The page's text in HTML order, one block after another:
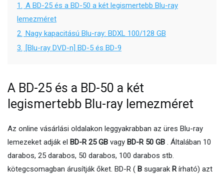
1.
A BD-25 és a BD-50 a két legismertebb Blu-ray
lemezméret
2. Nagy kapacitású Blu-ray: BDXL 100/128 GB
3.
[Blu-ray DVD-n] BD-5 és BD-9
A BD-25 és a BD-50 a két
legismertebb Blu-ray lemezméret
Az online vásárlási oldalakon leggyakrabban az üres Blu-ray
lemezeket adják el BD-R 25 GB vagy BD-R 50 GB . Általában 10
darabos, 25 darabos, 50 darabos, 100 darabos stb.
kötegcsomagban árusítják őket. BD-R ( B sugarak R írható) azt